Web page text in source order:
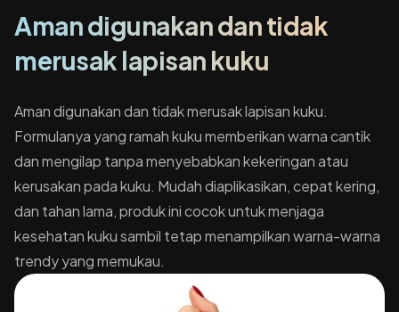
Aman digunakan dan tidak
merusak lapisan kuku
Aman digunakan dan tidak merusak lapisan kuku.
Formulanya yang ramah kuku memberikan warna cantik
dan mengilap tanpa menyebabkan kekeringan atau
kerusakan pada kuku. Mudah diaplikasikan, cepat kering,
dan tahan lama, produk ini cocok untuk menjaga
kesehatan kuku sambil tetap menampilkan warna-warna
trendy yang memukau.